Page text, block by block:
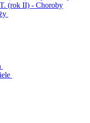
(rok II) - Choroby